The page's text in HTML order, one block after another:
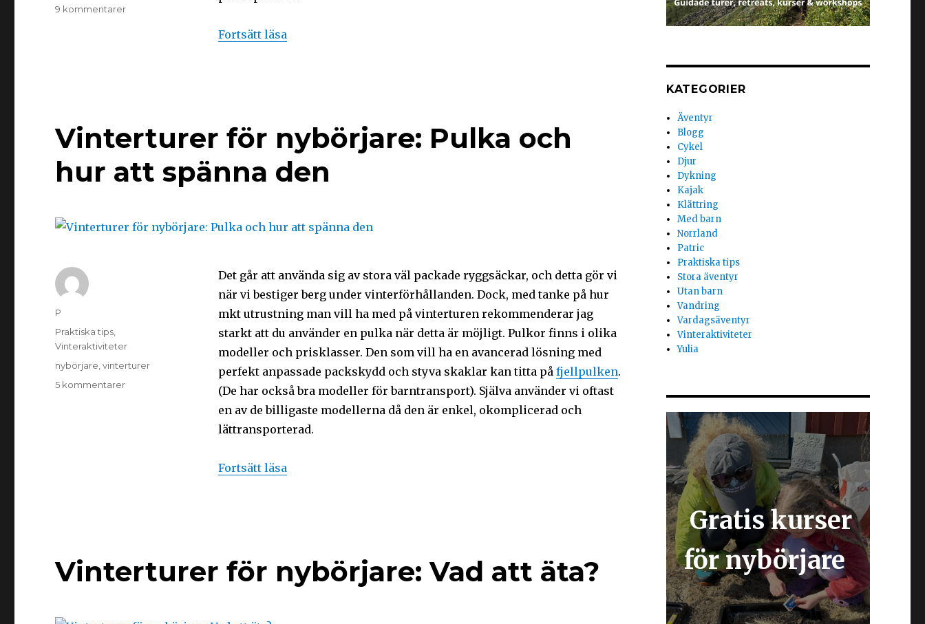
Fortsätt läsa
9 kommentarer
Vinterturer för nybörjare: Pulka och
hur att spänna den
Det går att använda sig av stora väl packade ryggsäckar, och detta gör vi
när vi bestiger berg under vinterförhållanden. Dock, med tanke på hur
mkt utrustning man vill ha med på vinterturen rekommenderar jag
starkt att du använder en pulka när detta är möjligt. Pulkor finns i olika
modeller och prisklasser. Den som vill ha en avancerad lösning med
perfekt anpassade packskydd och styva skaklar kan titta på fjellpulken.
(De har också bra modeller för barntransport). Själva använder vi oftast
en av de billigaste modellerna då den är enkel, okomplicerad och
lättransporterad.
Fortsätt läsa
P
Praktiska tips
Vinteraktiviteter
nybörjare ,vinterturer
5 kommentarer
Vinterturer för nybörjare: Vad att äta?
KATEGORIER
Äventyr
Blogg
Cykel
Djur
Dykning
Kajak
Klättring
Med barn
Norrland
Patric
Praktiska tips
Stora äventyr
Utan barn
Vandring
Vardagsäventyr
Vinteraktiviteter
Yulia
Gratis kurser
för nybörjare